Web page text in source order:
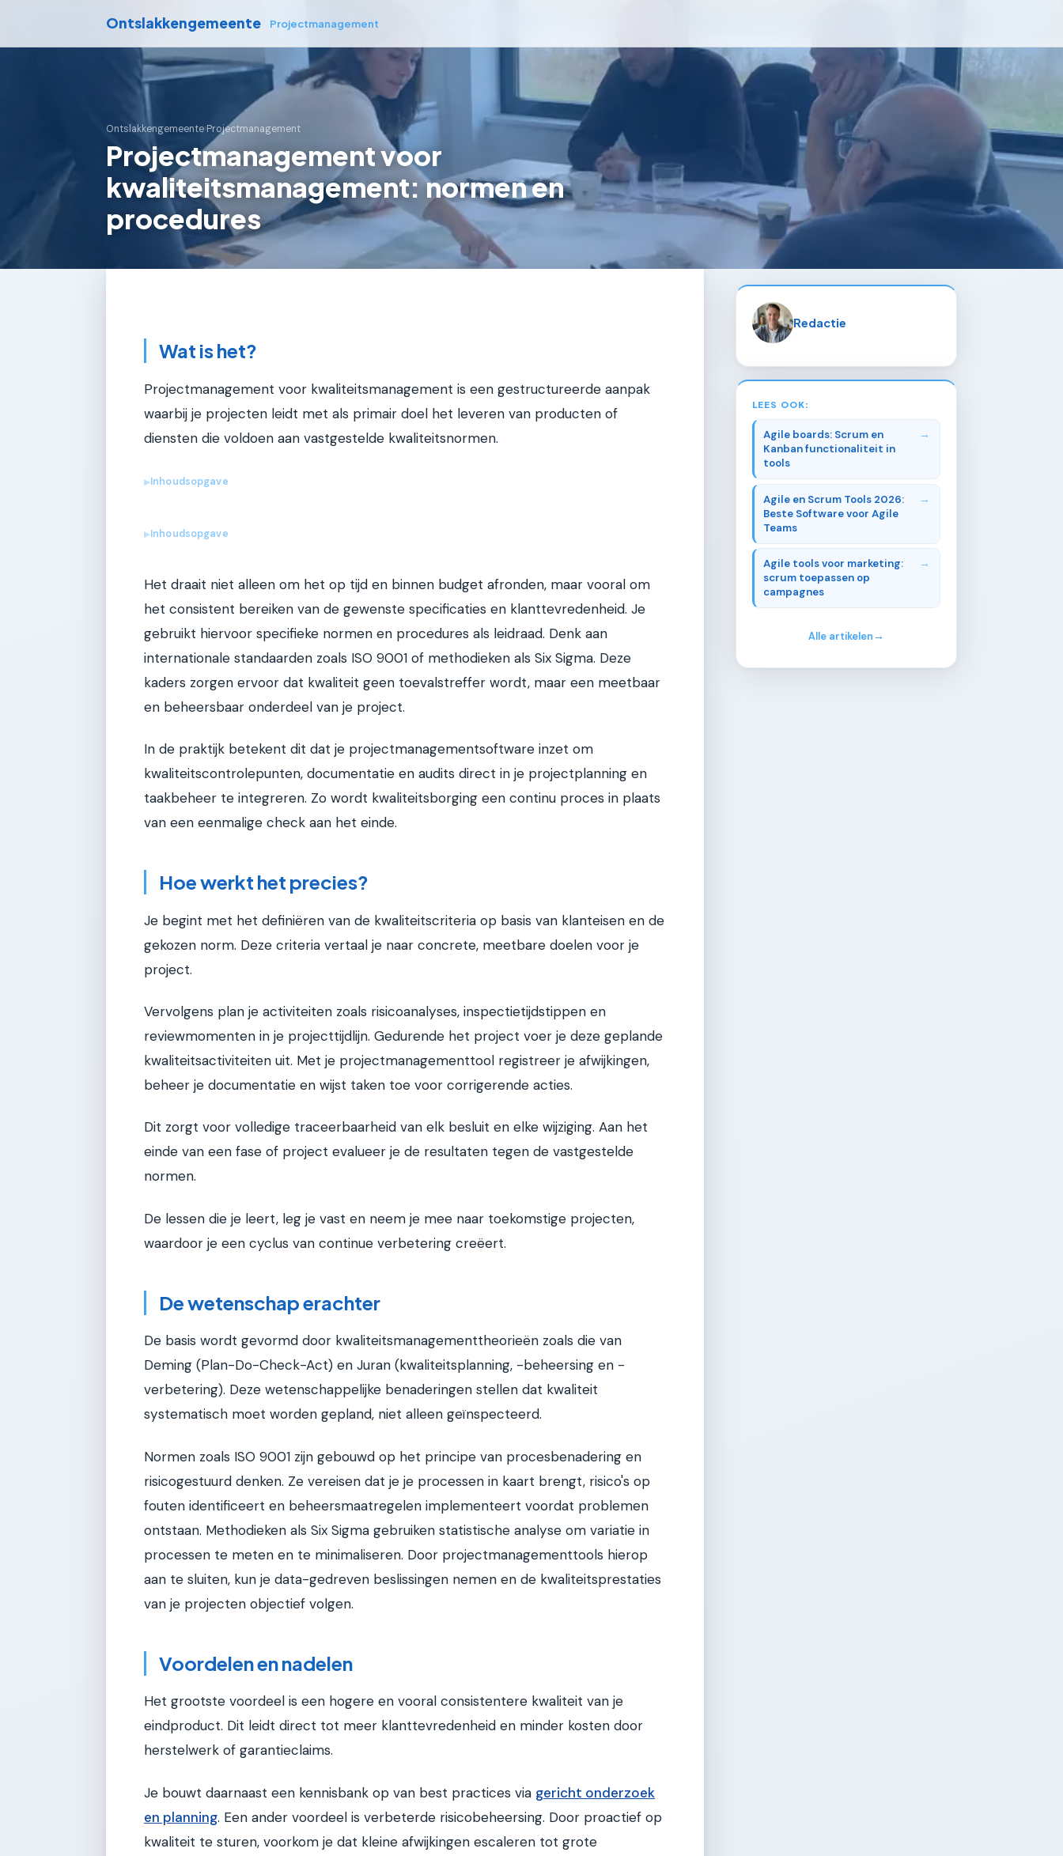
Ontslakkengemeente Projectmanagement
Ontslakkengemeente›Projectmanagement
Projectmanagement voor
kwaliteitsmanagement: normen en
procedures
Wat is het?
Projectmanagement voor kwaliteitsmanagement is een gestructureerde aanpak
waarbij je projecten leidt met als primair doel het leveren van producten of
diensten die voldoen aan vastgestelde kwaliteitsnormen.
▶Inhoudsopgave
▶Inhoudsopgave
Het draait niet alleen om het op tijd en binnen budget afronden, maar vooral om
het consistent bereiken van de gewenste specificaties en klanttevredenheid. Je
gebruikt hiervoor specifieke normen en procedures als leidraad. Denk aan
internationale standaarden zoals ISO 9001 of methodieken als Six Sigma. Deze
kaders zorgen ervoor dat kwaliteit geen toevalstreffer wordt, maar een meetbaar
en beheersbaar onderdeel van je project.
In de praktijk betekent dit dat je projectmanagementsoftware inzet om
kwaliteitscontrolepunten, documentatie en audits direct in je projectplanning en
taakbeheer te integreren. Zo wordt kwaliteitsborging een continu proces in plaats
van een eenmalige check aan het einde.
Hoe werkt het precies?
Je begint met het definiëren van de kwaliteitscriteria op basis van klanteisen en de
gekozen norm. Deze criteria vertaal je naar concrete, meetbare doelen voor je
project.
Vervolgens plan je activiteiten zoals risicoanalyses, inspectietijdstippen en
reviewmomenten in je projecttijdlijn. Gedurende het project voer je deze geplande
kwaliteitsactiviteiten uit. Met je projectmanagementtool registreer je afwijkingen,
beheer je documentatie en wijst taken toe voor corrigerende acties.
Dit zorgt voor volledige traceerbaarheid van elk besluit en elke wijziging. Aan het
einde van een fase of project evalueer je de resultaten tegen de vastgestelde
normen.
De lessen die je leert, leg je vast en neem je mee naar toekomstige projecten,
waardoor je een cyclus van continue verbetering creëert.
De wetenschap erachter
De basis wordt gevormd door kwaliteitsmanagementtheorieën zoals die van
Deming (Plan-Do-Check-Act) en Juran (kwaliteitsplanning, -beheersing en -
verbetering). Deze wetenschappelijke benaderingen stellen dat kwaliteit
systematisch moet worden gepland, niet alleen geïnspecteerd.
Normen zoals ISO 9001 zijn gebouwd op het principe van procesbenadering en
risicogestuurd denken. Ze vereisen dat je je processen in kaart brengt, risico's op
fouten identificeert en beheersmaatregelen implementeert voordat problemen
ontstaan. Methodieken als Six Sigma gebruiken statistische analyse om variatie in
processen te meten en te minimaliseren. Door projectmanagementtools hierop
aan te sluiten, kun je data-gedreven beslissingen nemen en de kwaliteitsprestaties
van je projecten objectief volgen.
Voordelen en nadelen
Het grootste voordeel is een hogere en vooral consistentere kwaliteit van je
eindproduct. Dit leidt direct tot meer klanttevredenheid en minder kosten door
herstelwerk of garantieclaims.
Je bouwt daarnaast een kennisbank op van best practices via gericht onderzoek
en planning. Een ander voordeel is verbeterde risicobeheersing. Door proactief op
kwaliteit te sturen, voorkom je dat kleine afwijkingen escaleren tot grote
Redactie
LEES OOK:
Agile boards: Scrum en
Kanban functionaliteit in
tools
Agile en Scrum Tools 2026:
Beste Software voor Agile
Teams
Agile tools voor marketing:
scrum toepassen op
campagnes
Alle artikelen